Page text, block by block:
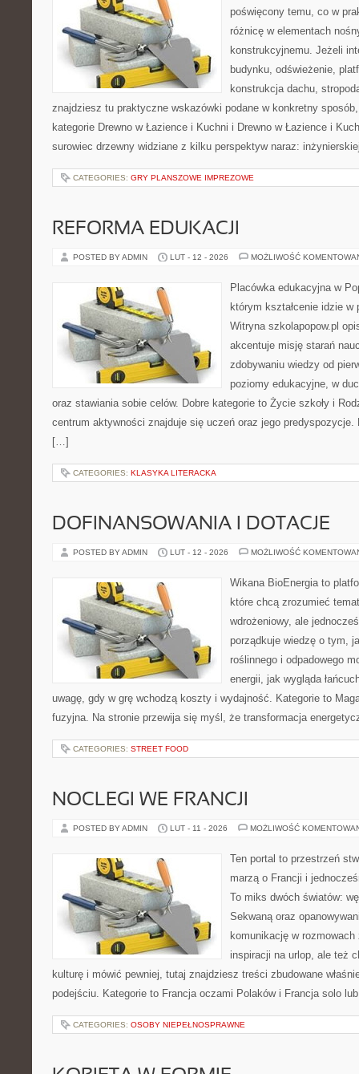
poświęcony temu, co w
różnicę w elementach
konstrukcyjnemu. Jeżeli
budynku, odświeżenie,
konstrukcja dachu,
znajdziesz tu praktyczne wskazówki podane w konkretny
kategorie Drewno w Łazience i Kuchni i Drewno w Łazience i
surowiec drzewny widziane z kilku perspektyw naraz:
CATEGORIES: GRY PLANSZOWE IMPREZOWE
REFORMA EDUKACJI
POSTED BY ADMIN LUT - 12 - 2026 MOŻLIWOŚĆ
Placówka edukacyjna w
którym kształcenie idzie w
Witryna szkolapopow.pl
akcentuje misję starań
zdobywaniu wiedzy od
poziomy edukacyjne, w
oraz stawiania sobie celów. Dobre kategorie to Życie szkoły i
centrum aktywności znajduje się uczeń oraz jego predyspozycje.
[…]
CATEGORIES: KLASYKA LITERACKA
DOFINANSOWANIA I DOTACJE
POSTED BY ADMIN LUT - 12 - 2026 MOŻLIWOŚĆ
Wikana BioEnergia to
które chcą zrozumieć
wdrożeniowy, ale
porządkuje wiedzę o tym,
roślinnego i odpadowego
energii, jak wygląda
uwagę, gdy w grę wchodzą koszty i wydajność. Kategorie to
fuzyjna. Na stronie przewija się myśl, że transformacja
CATEGORIES: STREET FOOD
NOCLEGI WE FRANCJI
POSTED BY ADMIN LUT - 11 - 2026 MOŻLIWOŚĆ
Ten portal to przestrzeń
marzą o Francji i
To miks dwóch światów:
Sekwaną oraz
komunikację w
inspiracji na urlop, ale też
kulturę i mówić pewniej, tutaj znajdziesz treści zbudowane
podejściu. Kategorie to Francja oczami Polaków i Francja solo
CATEGORIES: OSOBY NIEPEŁNOSPRAWNE